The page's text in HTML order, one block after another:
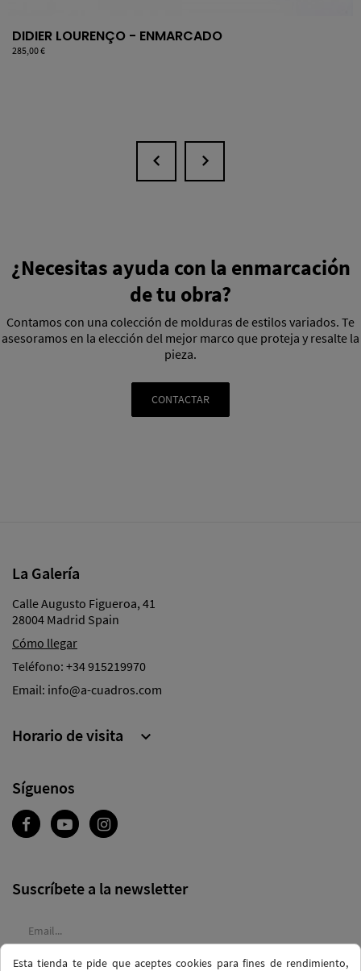
DIDIER LOURENÇO - ENMARCADO
Precio
285,00 €
¿Necesitas ayuda con la enmarcación
de tu obra?
Contamos con una colección de molduras de estilos variados. Te
asesoramos en la elección del mejor marco que proteja y resalte la
pieza.
CONTACTAR
La Galería
Calle Augusto Figueroa, 41
28004 Madrid Spain
Cómo llegar
Teléfono: +34 915219970
Email: info@a-cuadros.com
Síguenos
Horario de visita 
Suscríbete a la newsletter
Esta tienda te pide que aceptes cookies para fines de rendimiento,